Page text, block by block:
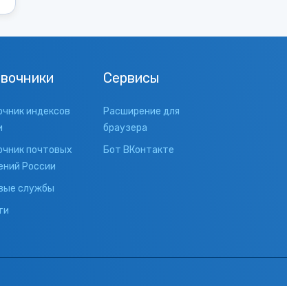
индексов
почтовых
России
службы
Сервисы
Расширение для
браузера
Бот ВКонтакте